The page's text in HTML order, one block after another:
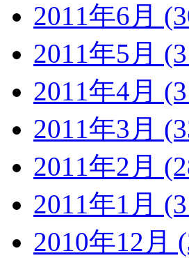
2011年6月
2011年5月
2011年4月
2011年3月
2011年2月
2011年1月
2010年12月